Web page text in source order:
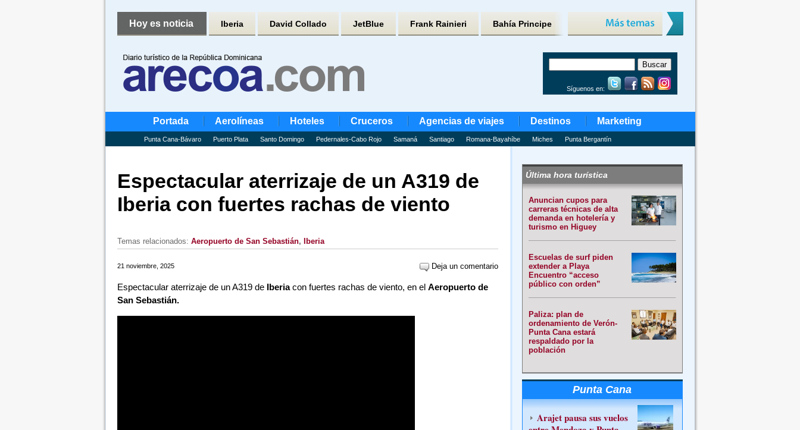
Hoy es noticia Iberia David Collado JetBlue Frank Rainieri Bahía Principe
Síguenos en:
Portada Aerolíneas Hoteles Cruceros Agencias de viajes Destinos Marketing
Punta Cana-Bávaro Puerto Plata Santo Domingo Pedernales-Cabo Rojo Samaná Santiago Romana-Bayahíbe Miches Punta Bergantín
Espectacular aterrizaje de un A319 de
Iberia con fuertes rachas de viento
Temas relacionados: Aeropuerto de San Sebastián, Iberia
21 noviembre, 2025 Deja un comentario
Espectacular aterrizaje de un A319 de Iberiacon fuertes rachas de viento, en el Aeropuerto de
San Sebastián.
Última hora turística
Anuncian cupos para
carreras técnicas de alta
demanda en hotelería y
turismo en Higuey
Escuelas de surf piden
extender a Playa
Encuentro “acceso
público con orden”
Paliza: plan de
ordenamiento de Verón-
Punta Cana estará
respaldado por la
población
Punta Cana
Arajet pausa sus vuelos